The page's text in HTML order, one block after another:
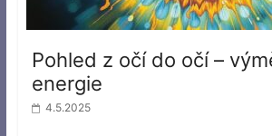
Pohled z očí do očí –
energie
4.5.2025